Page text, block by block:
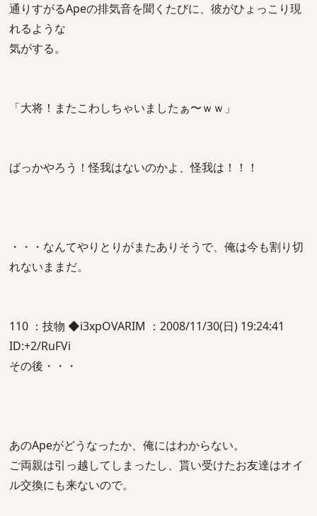
通りすがるApeの排気音を聞くたびに、彼がひょっこり現
れるような
気がする。
「大将！またこわしちゃいましたぁ〜ｗｗ」
ばっかやろう！怪我はないのかよ、怪我は！！！
・・・なんてやりとりがまたありそうで、俺は今も割り切
れないままだ。
110 ：技物 ◆i3xpOVARIM ：2008/11/30(日) 19:24:41
ID:+2/RuFVi
その後・・・
あのApeがどうなったか、俺にはわからない。
ご両親は引っ越してしまったし、貰い受けたお友達はオイ
ル交換にも来ないので。